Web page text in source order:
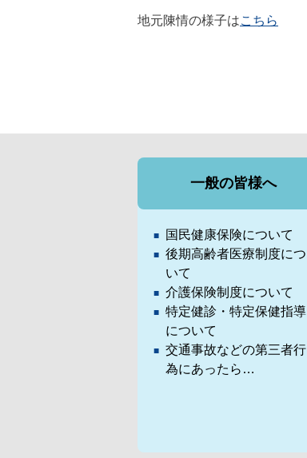
地元陳情の様子はこちら
一般の皆様へ
国民健康保険について
後期高齢者医療制度につ
いて
介護保険制度について
特定健診・特定保健指導
について
交通事故などの第三者行
為にあったら…